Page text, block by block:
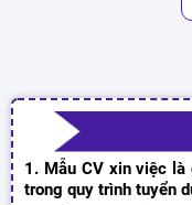
1. Mẫu CV xin việc
trong quy trình tuyển